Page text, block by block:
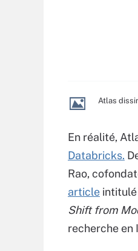
Atlas
En réalité,
Databricks.
Rao,
article intitulé
Shift from
recherche en